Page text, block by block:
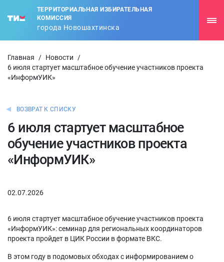
ТЕРРИТОРИАЛЬНАЯ ИЗБИРАТЕЛЬНАЯ
КОМИССИЯ
города Новошахтинска
Главная / Новости
/
6 июля стартует масштабное обучение участников проекта
«ИнформУИК»
ВОЗВРАТ К СПИСКУ
6 июля стартует масштабное
обучение участников проекта
«ИнформУИК»
02.07.2026
6 июля стартует масштабное обучение участников проекта
«ИнформУИК»: семинар для региональных координаторов
проекта пройдет в ЦИК России в формате ВКС.
В этом году в подомовых обходах с информированием о